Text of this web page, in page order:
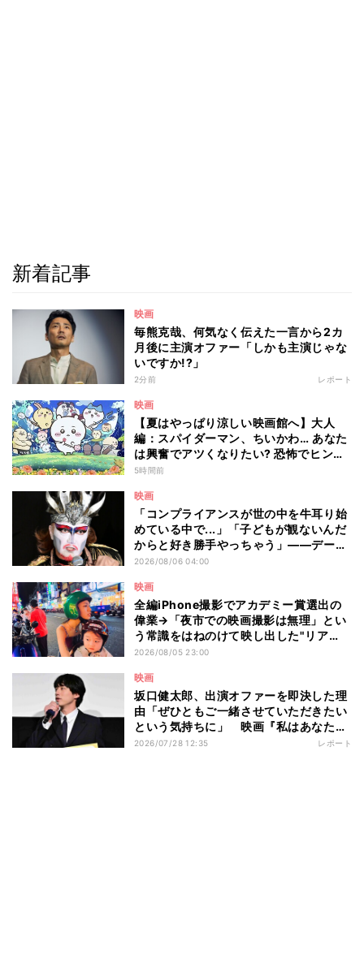
新着記事
映画
毎熊克哉、何気なく伝えた一言から2カ
月後に主演オファー「しかも主演じゃな
いですか!?」
2分前 レポート
映画
【夏はやっぱり涼しい映画館へ】大人
編：スパイダーマン、ちいかわ… あなた
は興奮でアツくなりたい? 恐怖でヒンヤ
リしたい? - 編集部が注目する最新映画5
5時間前
映画
「コンプライアンスが世の中を牛耳り始
めている中で...」「子どもが観ないんだ
からと好き勝手やっちゃう」――デーモ
ン閣下が語る映画『レディ・オア・ノッ
2026/08/06 04:00
映画
全編iPhone撮影でアカデミー賞選出の
偉業→「夜市での映画撮影は無理」とい
う常識をはねのけて映し出した"リア
ル"とは――ツォウ監督が語る映画『左
2026/08/05 23:00
映画
坂口健太郎、出演オファーを即決した理
由「ぜひともご一緒させていただきたい
という気持ちに」 映画『私はあなたを
知らない、』完成披露舞台挨拶
2026/07/28 12:35 レポート